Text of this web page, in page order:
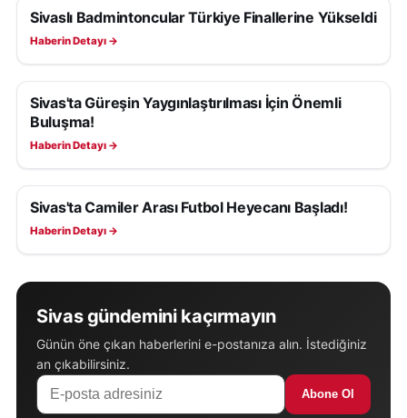
SPOR
Sivaslı Badmintoncular Türkiye Finallerine Yükseldi
Haberin Detayı →
SPOR
Sivas'ta Güreşin Yaygınlaştırılması İçin Önemli
Buluşma!
Haberin Detayı →
SPOR
Sivas'ta Camiler Arası Futbol Heyecanı Başladı!
Haberin Detayı →
Sivas gündemini kaçırmayın
Günün öne çıkan haberlerini e-postanıza alın. İstediğiniz
an çıkabilirsiniz.
Abone Ol